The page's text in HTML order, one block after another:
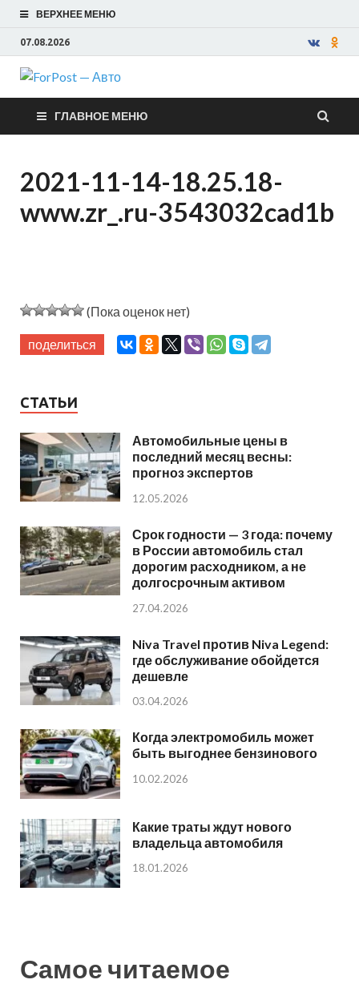
ВЕРХНЕЕ МЕНЮ
07.08.2026
ForPost —
Авто
ГЛАВНОЕ МЕНЮ
2021-11-14-18.25.18-
www.zr_.ru-3543032cad1b
(Пока оценок нет)
поделиться
СТАТЬИ
Автомобильные цены в
последний месяц весны:
прогноз экспертов
12.05.2026
Срок годности — 3 года: почему
в России автомобиль стал
дорогим расходником, а не
долгосрочным активом
27.04.2026
Niva Travel против Niva Legend:
где обслуживание обойдется
дешевле
03.04.2026
Когда электромобиль может
быть выгоднее бензинового
10.02.2026
Какие траты ждут нового
владельца автомобиля
18.01.2026
Самое читаемое